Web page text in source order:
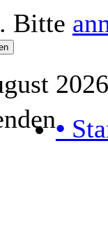
Bitte
•